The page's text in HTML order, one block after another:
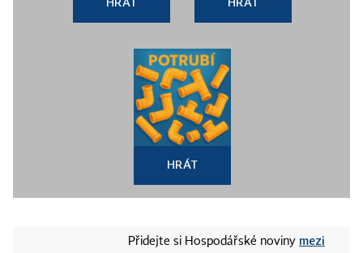
HRÁT
Přidejte si Hospodářské noviny mezi